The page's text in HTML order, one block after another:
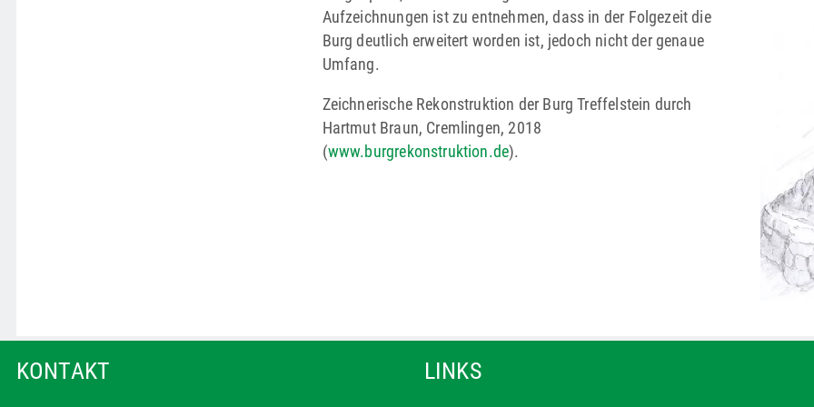
Aufzeichnungen ist zu entnehmen, dass in der Folgezeit die
Burg deutlich erweitert worden ist, jedoch nicht der genaue
Umfang.
Zeichnerische Rekonstruktion der Burg Treffelstein durch
Hartmut Braun, Cremlingen, 2018
(www.burgrekonstruktion.de).
KONTAKT LINKS